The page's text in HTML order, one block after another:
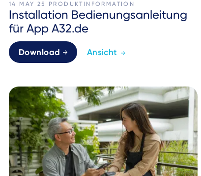
14 MAY 25 PRODUKTINFORMATION
Installation Bedienungsanleitung
für App A32.de
Download Ansicht